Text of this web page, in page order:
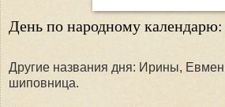
День по народному
Другие названия дня: Ирины,
шиповница.